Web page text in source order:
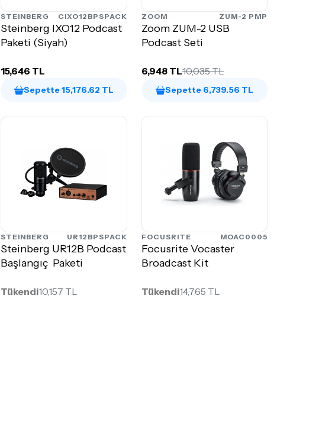
STEINBERG CIXO12BPSPACK
Steinberg IXO12 Podcast
Paketi (Siyah)
15,646 TL
Sepette 15,176.62 TL
ZOOM ZUM-2 PMP
Zoom ZUM-2 USB
Podcast Seti
6,948 TL10,035 TL
Sepette 6,739.56 TL
STEINBERG UR12BPSPACK
Steinberg UR12B Podcast
Başlangıç Paketi
Tükendi10,157 TL
FOCUSRITE MOAC0005
Focusrite Vocaster
Broadcast Kit
Tükendi14,765 TL